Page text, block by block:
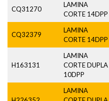
CQ31270
LAMINA
CORTE 14DPP
CQ32379
LAMINA
CORTE 14DPP
H163131
LAMINA
CORTE DUPLA
10DPP
LAMINA